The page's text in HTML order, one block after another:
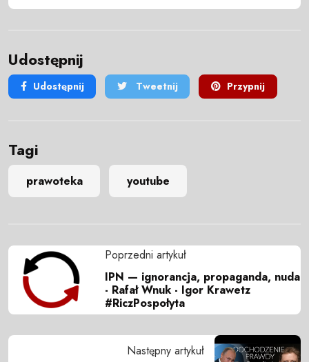
Udostępnij
Udostępnij Tweetnij Przypnij
Tagi
prawoteka youtube
Poprzedni artykuł
IPN — ignorancja, propaganda, nuda
- Rafał Wnuk - Igor Krawetz
#RiczPospołyta
Następny artykuł